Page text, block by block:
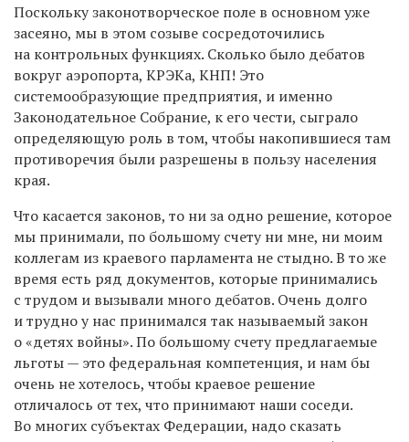
Поскольку законотворческое поле в основном уже
засеяно, мы в этом созыве сосредоточились
на контрольных функциях. Сколько было дебатов
вокруг аэропорта, КРЭКа, КНП! Это
системообразующие предприятия, и именно
Законодательное Собрание, к его чести, сыграло
определяющую роль в том, чтобы накопившиеся там
противоречия были разрешены в пользу населения
края.
Что касается законов, то ни за одно решение, которое
мы принимали, по большому счету ни мне, ни моим
коллегам из краевого парламента не стыдно. В то же
время есть ряд документов, которые принимались
с трудом и вызывали много дебатов. Очень долго
и трудно у нас принимался так называемый закон
о «детях войны». По большому счету предлагаемые
льготы — это федеральная компетенция, и нам бы
очень не хотелось, чтобы краевое решение
отличалось от тех, что принимают наши соседи.
Во многих субъектах Федерации, надо сказать